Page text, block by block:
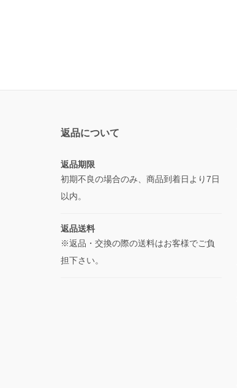
返品について
返品期限
初期不良の場合のみ、商品到着日より7日
以内。
返品送料
※返品・交換の際の送料はお客様でご負
担下さい。